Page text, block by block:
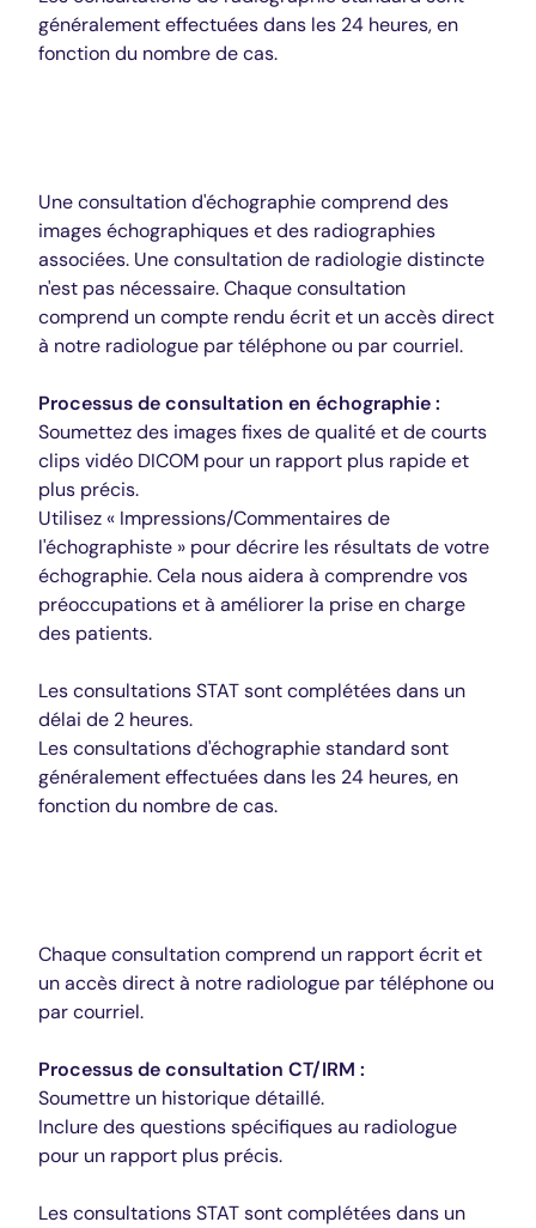
généralement effectuées dans les 24 heures, en
fonction du nombre de cas.
Une consultation d'échographie comprend des
images échographiques et des radiographies
associées. Une consultation de radiologie distincte
n'est pas nécessaire. Chaque consultation
comprend un compte rendu écrit et un accès direct
à notre radiologue par téléphone ou par courriel.
Processus de consultation en échographie :
Soumettez des images fixes de qualité et de courts
clips vidéo DICOM pour un rapport plus rapide et
plus précis.
Utilisez « Impressions/Commentaires de
l'échographiste » pour décrire les résultats de votre
échographie. Cela nous aidera à comprendre vos
préoccupations et à améliorer la prise en charge
des patients.
Les consultations STAT sont complétées dans un
délai de 2 heures.
Les consultations d'échographie standard sont
généralement effectuées dans les 24 heures, en
fonction du nombre de cas.
Chaque consultation comprend un rapport écrit et
un accès direct à notre radiologue par téléphone ou
par courriel.
Processus de consultation CT/IRM :
Soumettre un historique détaillé.
Inclure des questions spécifiques au radiologue
pour un rapport plus précis.
Les consultations STAT sont complétées dans un